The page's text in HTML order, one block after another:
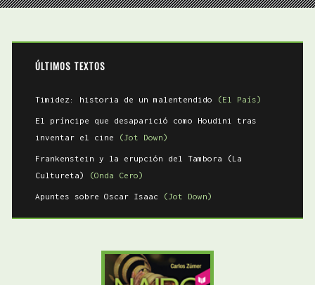
ÚLTIMOS TEXTOS
Timidez: historia de un malentendido (El País)
El príncipe que desaparició como Houdini tras
inventar el cine
(Jot Down)
Frankenstein y la erupción del Tambora (La
Cultureta)
(Onda Cero)
Apuntes sobre Oscar Isaac (Jot Down)